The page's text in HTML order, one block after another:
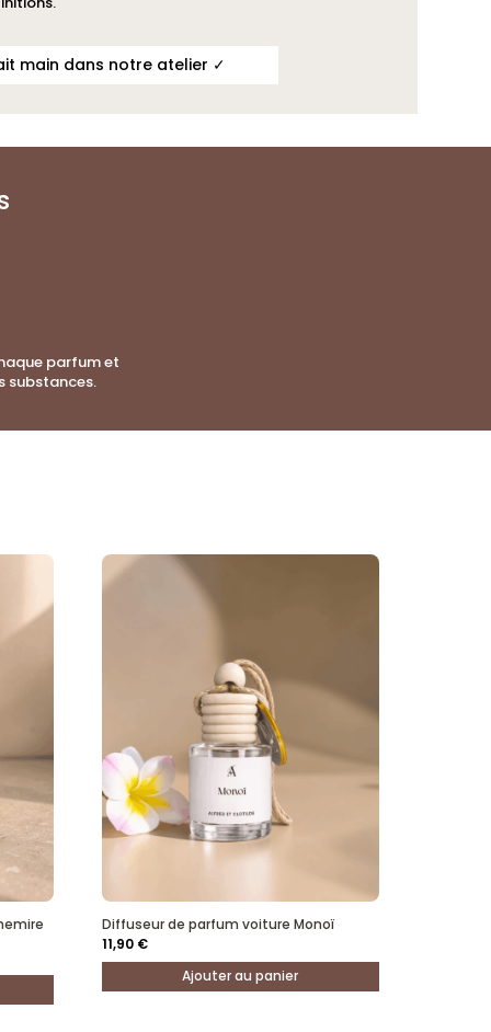
main dans notre atelier ✓
parfum et
substances.
autre parfum qui me convient le mieux. Personnes très professionnelles,
un peu plus tard mais d'apparence c'est trés joli
j’aime
Diffuseur de parfum voiture Monoï
11,90 €
Ajouter au panier